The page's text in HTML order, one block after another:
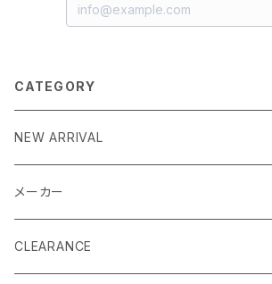
CATEGORY
NEW ARRIVAL
メーカー
EK by LM Tek
CLEARANCE